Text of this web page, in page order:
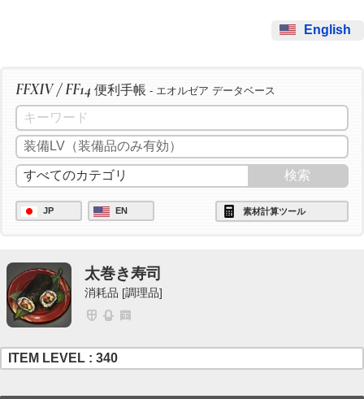
English
FFXIV / FF14 便利手帳 - エオルゼア データベース
JP EN 素材計算ツール
太巻き寿司
消耗品 [調理品]
ITEM LEVEL : 340